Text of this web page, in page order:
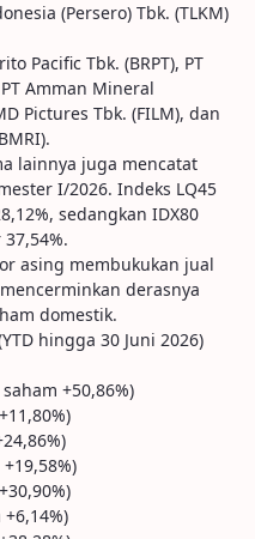
(Persero) Tbk. (TLKM)
Pacific Tbk. (BRPT), PT
Amman Mineral
Pictures Tbk. (FILM), dan
lainnya juga mencatat
I/2026. Indeks LQ45
sedangkan IDX80
asing membukukan jual
derasnya
domestik.
hingga 30 Juni 2026)
+50,86%)